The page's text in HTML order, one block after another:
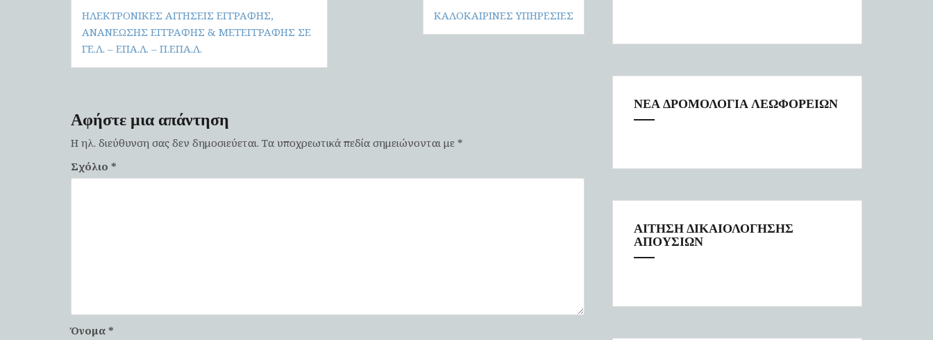
Πλοήγηση
άρθρων
ΗΛΕΚΤΡΟΝΙΚΕΣ ΑΙΤΗΣΕΙΣ ΕΓΓΡΑΦΗΣ,
ΑΝΑΝΕΩΣΗΣ ΕΓΓΡΑΦΗΣ & ΜΕΤΕΓΓΡΑΦΗΣ ΣΕ
ΓΕ.Λ. – ΕΠΑ.Λ. – Π.ΕΠΑ.Λ.
ΚΑΛΟΚΑΙΡΙΝΕΣ ΥΠΗΡΕΣΙΕΣ
Αφήστε μια απάντηση
Η ηλ. διεύθυνση σας δεν δημοσιεύεται. Τα υποχρεωτικά πεδία σημειώνονται με *
Σχόλιο *
Όνομα *
ΝΕΑ ΔΡΟΜΟΛΟΓΙΑ ΛΕΩΦΟΡΕΙΩΝ
ΑΙΤΗΣΗ ΔΙΚΑΙΟΛΟΓΗΣΗΣ
ΑΠΟΥΣΙΩΝ